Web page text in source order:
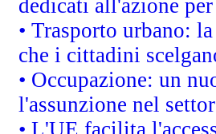
dedicati all'azione
• Trasporto urbano:
che i cittadini
• Occupazione: un
l'assunzione nel
• L'UE facilita